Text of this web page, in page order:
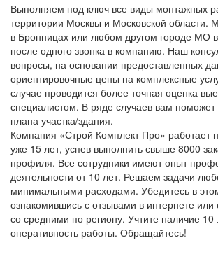
Выполняем под ключ все виды монтажных
территории Москвы и Московской области.
в Бронницах или любом другом городе МО
после одного звонка в компанию. Наш
вопросы, на основании предоставленных
ориентировочные цены на комплексные
случае проводится более точная оценка
специалистом. В ряде случаев вам поможет
плана участка/здания.
Компания «Строй Комплект Про» работает
уже 15 лет, успев выполнить свыше 8000
профиля. Все сотрудники имеют опыт
деятельности от 10 лет. Решаем задачи
минимальными расходами. Убедитесь в
ознакомившись с отзывами в интернете или
со средними по региону. Учтите наличие
оперативность работы. Обращайтесь!